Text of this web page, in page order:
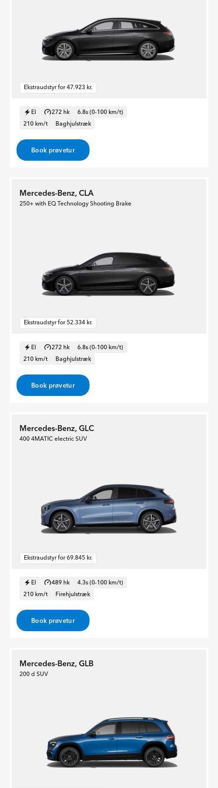
Ekstraudstyr for 47.923 kr.
El 272 hk
6.8s (0-100 km/t)
210 km/t
Baghjulstræk
Book prøvetur
Mercedes-Benz, CLA
250+ with EQ Technology Shooting Brake
Ekstraudstyr for 52.334 kr.
El 272 hk
6.8s (0-100 km/t)
210 km/t
Baghjulstræk
Book prøvetur
Mercedes-Benz, GLC
400 4MATIC electric SUV
Ekstraudstyr for 69.845 kr.
El 489 hk
4.3s (0-100 km/t)
210 km/t
Firehjulstræk
Book prøvetur
Mercedes-Benz, GLB
200 d SUV